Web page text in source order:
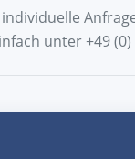
unter +49 (0)